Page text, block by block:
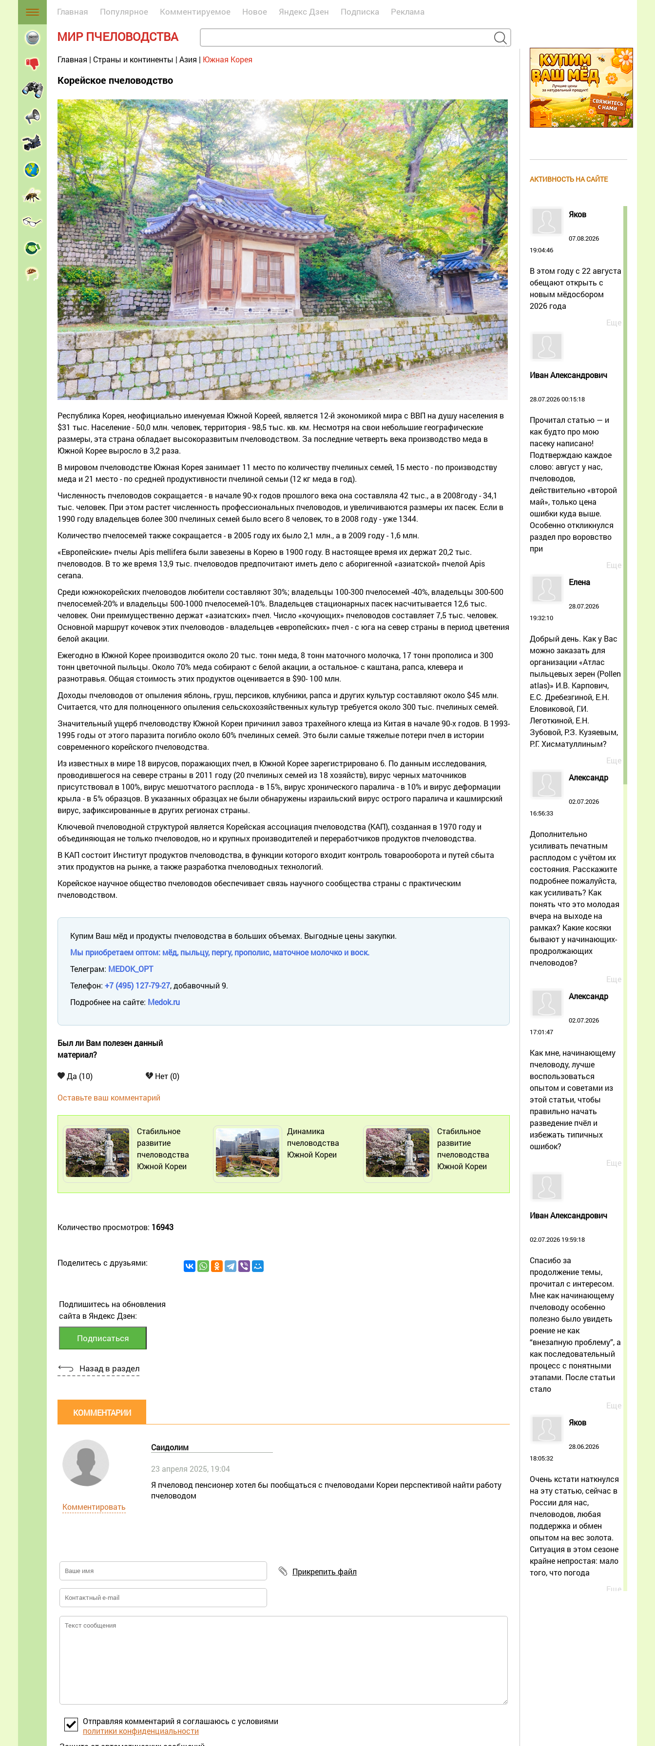
Главная Популярное Комментируемое Новое Яндекс Дзен Подписка Реклама
МИР ПЧЕЛОВОДСТВА
Главная | Страны и континенты | Азия | Южная Корея
Корейское пчеловодство
Республика Корея, неофициально именуемая Южной Кореей, является 12-й экономикой мира с ВВП на душу населения в
$31 тыс. Население - 50,0 млн. человек, территория - 98,5 тыс. кв. км. Несмотря на свои небольшие географические
размеры, эта страна обладает высокоразвитым пчеловодством. За последние четверть века производство меда в
Южной Корее выросло в 3,2 раза.
В мировом пчеловодстве Южная Корея занимает 11 место по количеству пчелиных семей, 15 место - по производству
меда и 21 место - по средней продуктивности пчелиной семьи (12 кг меда в год).
Численность пчеловодов сокращается - в начале 90-х годов прошлого века она составляла 42 тыс., а в 2008году - 34,1
тыс. человек. При этом растет численность профессиональных пчеловодов, и увеличиваются размеры их пасек. Если в
1990 году владельцев более 300 пчелиных семей было всего 8 человек, то в 2008 году - уже 1344.
Количество пчелосемей также сокращается - в 2005 году их было 2,1 млн., а в 2009 году - 1,6 млн.
«Европейские» пчелы Apis mellifera были завезены в Корею в 1900 году. В настоящее время их держат 20,2 тыс.
пчеловодов. В то же время 13,9 тыс. пчеловодов предпочитают иметь дело с аборигенной «азиатской» пчелой Apis
cerana.
Среди южнокорейских пчеловодов любители составляют 30%; владельцы 100-300 пчелосемей -40%, владельцы 300-500
пчелосемей-20% и владельцы 500-1000 пчелосемей-10%. Владельцев стационарных пасек насчитывается 12,6 тыс.
человек. Они преимущественно держат «азиатских» пчел. Число «кочующих» пчеловодов составляет 7,5 тыс. человек.
Основной маршрут кочевок этих пчеловодов - владельцев «европейских» пчел - с юга на север страны в период цветения
белой акации.
Ежегодно в Южной Корее производится около 20 тыс. тонн меда, 8 тонн маточного молочка, 17 тонн прополиса и 300
тонн цветочной пыльцы. Около 70% меда собирают с белой акации, а остальное- с каштана, рапса, клевера и
разнотравья. Общая стоимость этих продуктов оценивается в $90- 100 млн.
Доходы пчеловодов от опыления яблонь, груш, персиков, клубники, рапса и других культур составляют около $45 млн.
Считается, что для полноценного опыления сельскохозяйственных культур требуется около 300 тыс. пчелиных семей.
Значительный ущерб пчеловодству Южной Кореи причинил завоз трахейного клеща из Китая в начале 90-х годов. В 1993-
1995 годы от этого паразита погибло около 60% пчелиных семей. Это были самые тяжелые потери пчел в истории
современного корейского пчеловодства.
Из известных в мире 18 вирусов, поражающих пчел, в Южной Корее зарегистрировано 6. По данным исследования,
проводившегося на севере страны в 2011 году (20 пчелиных семей из 18 хозяйств), вирус черных маточников
присутствовал в 100%, вирус мешотчатого расплода - в 15%, вирус хронического паралича - в 10% и вирус деформации
крыла - в 5% образцов. В указанных образцах не были обнаружены израильский вирус острого паралича и кашмирский
вирус, зафиксированные в других регионах страны.
Ключевой пчеловодной структурой является Корейская ассоциация пчеловодства (КАП), созданная в 1970 году и
объединяющая не только пчеловодов, но и крупных производителей и переработчиков продуктов пчеловодства.
В КАП состоит Институт продуктов пчеловодства, в функции которого входит контроль товарооборота и путей сбыта
этих продуктов на рынке, а также разработка пчеловодных технологий.
Корейское научное общество пчеловодов обеспечивает связь научного сообщества страны с практическим
пчеловодством.
Купим Ваш мёд и продукты пчеловодства в больших объемах. Выгодные цены закупки.
Мы приобретаем оптом: мёд, пыльцу, пергу, прополис, маточное молочко и воск.
Телеграм: MEDOK_OPT
Телефон: +7 (495) 127-79-27, добавочный 9.
Подробнее на сайте: Medok.ru
Был ли Вам полезен данный
материал?
Да (10) Нет (0)
Оставьте ваш комментарий
Стабильное
развитие
пчеловодства
Южной Кореи
Динамика
пчеловодства
Южной Кореи
Стабильное
развитие
пчеловодства
Южной Кореи
Количество просмотров: 16943
Поделитесь с друзьями:
Подпишитесь на обновления
сайта в Яндекс Дзен:
Назад в раздел
КОММЕНТАРИИ
Саидолим
23 апреля 2025, 19:04
Я пчеловод пенсионер хотел бы пообщаться с пчеловодами Кореи перспективой найти работу
пчеловодом
Комментировать
Прикрепить файл
Отправляя комментарий я соглашаюсь с условиями
политики конфиденциальности
АКТИВНОСТЬ НА САЙТЕ
Яков
07.08.2026
19:04:46
В этом году с 22 августа
обещают открыть с
новым мёдосбором
2026 года
Еще
Иван Александрович
28.07.2026 00:15:18
Прочитал статью — и
как будто про мою
пасеку написано!
Подтверждаю каждое
слово: август у нас,
пчеловодов,
действительно «второй
май», только цена
ошибки куда выше.
Особенно откликнулся
раздел про воровство
при
Еще
Елена
28.07.2026
19:32:10
Добрый день. Как у Вас
можно заказать для
организации «Атлас
пыльцевых зерен (Pollen
atlas)» И.В. Карпович,
Е.С. Дребезгиной, Е.Н.
Еловиковой, Г.И.
Леготкиной, Е.Н.
Зубовой, Р.З. Кузяевым,
Р.Г. Хисматуллиным?
Еще
Александр
02.07.2026
16:56:33
Дополнительно
усиливать печатным
расплодом с учётом их
состояния. Расскажите
подробнее пожалуйста,
как усиливать? Как
понять что это молодая
вчера на выходе на
рамках? Какие косяки
бывают у начинающих-
продролжающих
пчеловодов?
Еще
Александр
02.07.2026
17:01:47
Как мне, начинающему
пчеловоду, лучше
воспользоваться
опытом и советами из
этой статьи, чтобы
правильно начать
разведение пчёл и
избежать типичных
ошибок?
Еще
Иван Александрович
02.07.2026 19:59:18
Спасибо за
продолжение темы,
прочитал с интересом.
Мне как начинающему
пчеловоду особенно
полезно было увидеть
роение не как
“внезапную проблему”, а
как последовательный
процесс с понятными
этапами. После статьи
стало
Еще
Яков
28.06.2026
18:05:32
Очень кстати наткнулся
на эту статью, сейчас в
России для нас,
пчеловодов, любая
поддержка и обмен
опытом на вес золота.
Ситуация в этом сезоне
крайне непростая: мало
того, что погода
Еще